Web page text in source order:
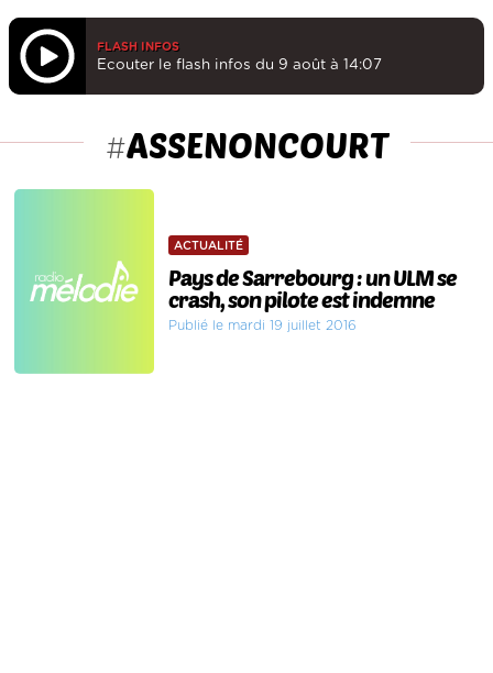
FLASH INFOS
Ecouter le flash infos du 9 août à 14:07
#ASSENONCOURT
ACTUALITÉ
Pays de Sarrebourg : un ULM se
crash, son pilote est indemne
Publié le mardi 19 juillet 2016